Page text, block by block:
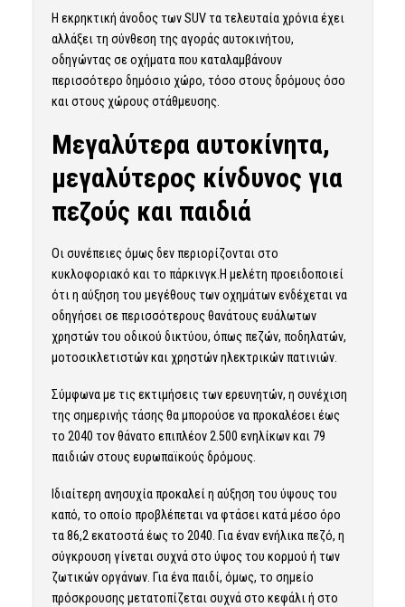
Η εκρηκτική άνοδος των SUV τα τελευταία χρόνια έχει
αλλάξει τη σύνθεση της αγοράς αυτοκινήτου,
οδηγώντας σε οχήματα που καταλαμβάνουν
περισσότερο δημόσιο χώρο, τόσο στους δρόμους όσο
και στους χώρους στάθμευσης.
Μεγαλύτερα αυτοκίνητα,
μεγαλύτερος κίνδυνος για
πεζούς και παιδιά
Οι συνέπειες όμως δεν περιορίζονται στο
κυκλοφοριακό και το πάρκινγκ.Η μελέτη προειδοποιεί
ότι η αύξηση του μεγέθους των οχημάτων ενδέχεται να
οδηγήσει σε περισσότερους θανάτους ευάλωτων
χρηστών του οδικού δικτύου, όπως πεζών, ποδηλατών,
μοτοσικλετιστών και χρηστών ηλεκτρικών πατινιών.
Σύμφωνα με τις εκτιμήσεις των ερευνητών, η συνέχιση
της σημερινής τάσης θα μπορούσε να προκαλέσει έως
το 2040 τον θάνατο επιπλέον 2.500 ενηλίκων και 79
παιδιών στους ευρωπαϊκούς δρόμους.
Ιδιαίτερη ανησυχία προκαλεί η αύξηση του ύψους του
καπό, το οποίο προβλέπεται να φτάσει κατά μέσο όρο
τα 86,2 εκατοστά έως το 2040. Για έναν ενήλικα πεζό, η
σύγκρουση γίνεται συχνά στο ύψος του κορμού ή των
ζωτικών οργάνων. Για ένα παιδί, όμως, το σημείο
πρόσκρουσης μετατοπίζεται συχνά στο κεφάλι ή στο